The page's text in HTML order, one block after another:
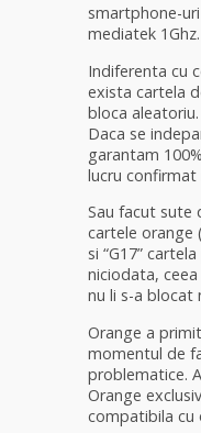
smartphone-
mediatek 1Ghz.
Indiferenta cu
exista cartela
bloca aleatoriu.
Daca se
garantam
lucru
Sau facut sute
cartele orange
si “G17”
niciodata,
nu li s-a blocat
Orange a
momentul de
problematice.
Orange
compatibila cu